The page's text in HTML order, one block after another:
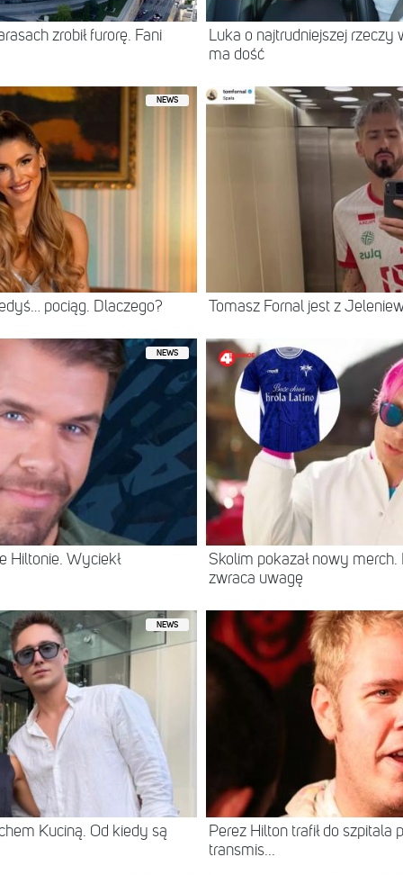
zrobił furorę. Fani
Luka o najtrudniejszej rzeczy
ma dość
NEWS
pociąg. Dlaczego? Tomasz Fornal jest z
NEWS
Hiltonie. Wyciekł
Skolim pokazał nowy
zwraca uwagę
NEWS
Kuciną. Od kiedy są
Perez Hilton trafił do szpitala
transmis...